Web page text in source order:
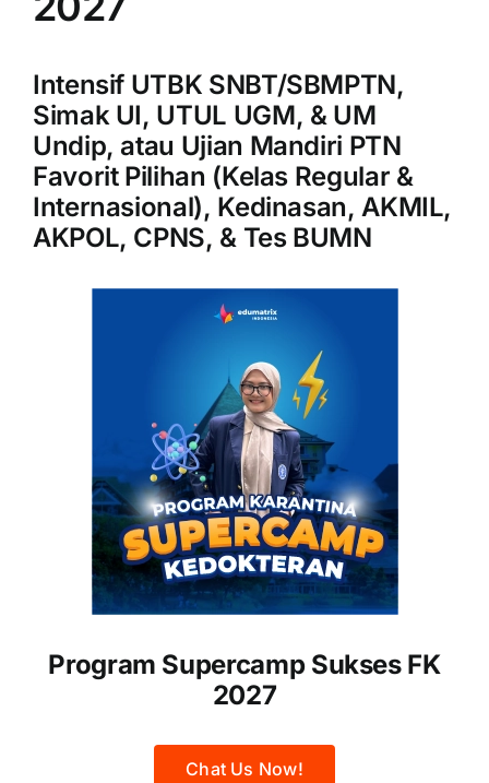
Intensif UTBK SNBT/SBMPTN,
Simak UI, UTUL UGM, & UM
Undip, atau Ujian Mandiri PTN
Favorit Pilihan (Kelas Regular &
Internasional), Kedinasan, AKMIL,
AKPOL, CPNS, & Tes BUMN
Program Supercamp Sukses FK
2027
Chat Us Now!